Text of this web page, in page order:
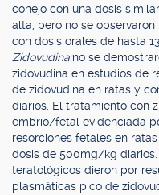
conejo con una dosis
alta, pero no se
con dosis orales de hasta
Zidovudina:no se
zidovudina en estudios de
de zidovudina en ratas y
diarios. El tratamiento con
embrio/fetal evidenciada
resorciones fetales en
dosis de 500mg/kg
teratológicos dieron por
plasmáticas pico de